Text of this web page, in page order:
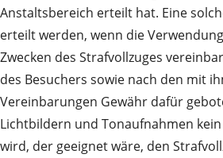
Anstaltsbereich erteilt hat. Eine
erteilt werden, wenn die
Zwecken des Strafvollzuges
des Besuchers sowie nach den mit
Vereinbarungen Gewähr dafür
Lichtbildern und Tonaufnahmen
wird, der geeignet wäre, den